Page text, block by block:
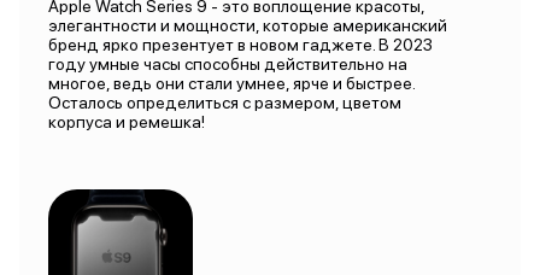
Apple Watch Series 9 - это воплощение красоты,
элегантности и мощности, которые американский
бренд ярко презентует в новом гаджете. В 2023
году умные часы способны действительно на
многое, ведь они стали умнее, ярче и быстрее.
Осталось определиться с размером, цветом
корпуса и ремешка!